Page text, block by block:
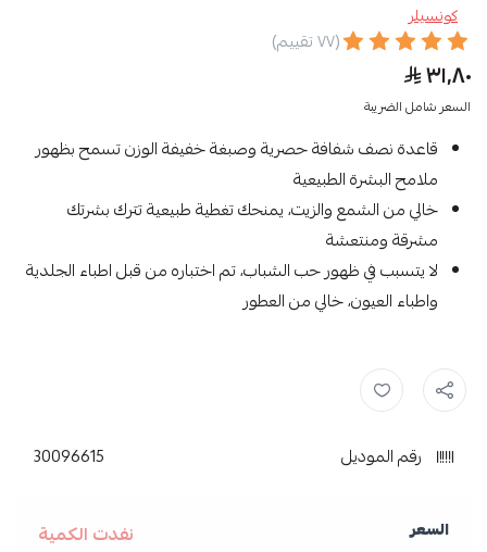
كونسيلر
(٧٧ تقييم)
٣١٫٨٠
السعر شامل الضريبة
قاعدة نصف شفافة حصرية وصبغة خفيفة الوزن تسمح بظهور
ملامح البشرة الطبيعية
خالي من الشمع والزيت، يمنحك تغطية طبيعية تترك بشرتك
مشرقة ومنتعشة
لا يتسبب في ظهور حب الشباب، تم اختباره من قبل اطباء الجلدية
واطباء العيون، خالي من العطور
رقم الموديل 30096615
السعر نفدت الكمية